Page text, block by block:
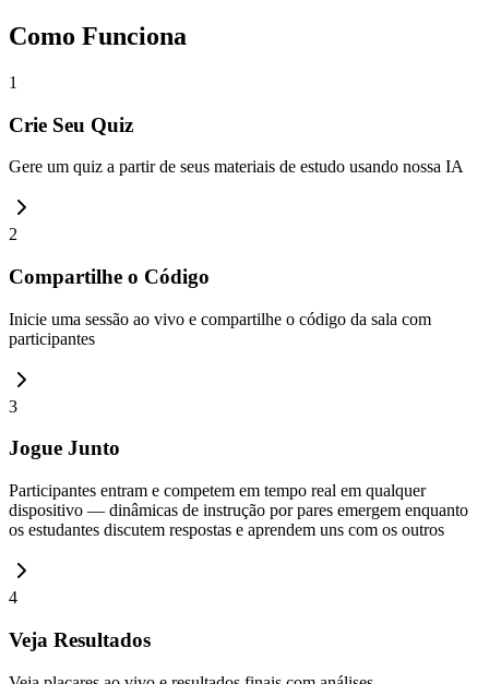
Como Funciona
1
Crie Seu Quiz
Gere um quiz a partir de seus materiais de estudo usando nossa IA
2
Compartilhe o Código
Inicie uma sessão ao vivo e compartilhe o código da sala com
participantes
3
Jogue Junto
Participantes entram e competem em tempo real em qualquer
dispositivo — dinâmicas de instrução por pares emergem enquanto
os estudantes discutem respostas e aprendem uns com os outros
4
Veja Resultados